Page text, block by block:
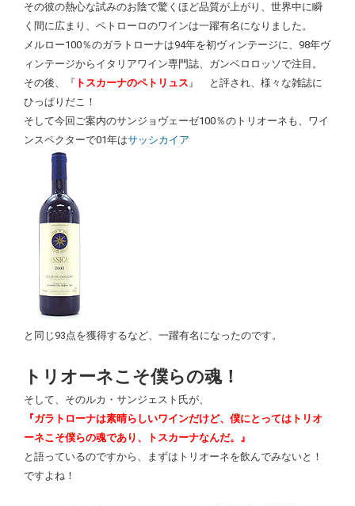
その彼の熱心な試みのお陰で驚くほど品質が上がり、世界中に瞬
く間に広まり、ペトローロのワインは一躍有名になりました。
メルロー100％のガラトローナは94年を初ヴィンテージに、98年ヴ
ィンテージからイタリアワイン専門誌、ガンベロロッソで注目。
その後、『 トスカーナのペトリュス』 と評され、様々な雑誌に
ひっぱりだこ！
そして今回ご案内のサンジョヴェーゼ100％のトリオーネも、ワイ
ンスペクターで01年はサッシカイア
と同じ93点を獲得するなど、一躍有名になったのです。
トリオーネこそ僕らの魂！
そして、そのルカ・サンジェスト氏が、
『ガラトローナは素晴らしいワインだけど、僕にとってはトリオ
ーネこそ僕らの魂であり、トスカーナなんだ。』
と語っているのですから、まずはトリオーネを飲んでみないと！
ですよね！